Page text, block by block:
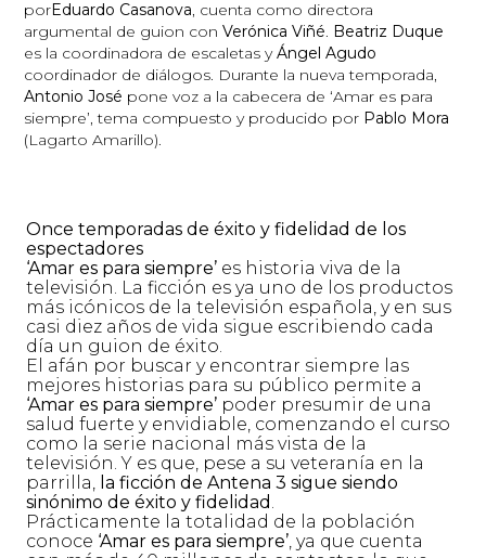
porEduardo Casanova , cuenta como directora
argumental de guion conVerónica Viñé Beatriz Duque
es la coordinadora de escaletas yÁngel Agudo
coordinador de diálogos. Durante la nueva temporada,
Antonio José pone voz a la cabecera de ‘Amar es para
siempre’, tema compuesto y producido por Pablo Mora
(Lagarto Amarillo).
Once temporadas de éxito y fidelidad de los
espectadores
‘Amar es para siempre’ es historia viva de la
televisión. La ficción es ya uno de los productos
más icónicos de la televisión española, y en sus
casi diez años de vida sigue escribiendo cada
día un guion de éxito.
El afán por buscar y encontrar siempre las
mejores historias para su público permite a
‘Amar es para siempre’ poder presumir de una
salud fuerte y envidiable, comenzando el curso
como la serie nacional más vista de la
televisión. Y es que, pese a su veteranía en la
parrilla,
la ficción de Antena 3 sigue siendo
sinónimo de éxito y fidelidad
Prácticamente la totalidad de la población
conoce ‘Amar es para siempre’ , ya que cuenta